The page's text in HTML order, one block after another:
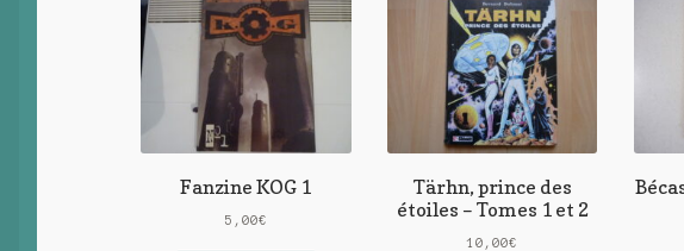
Fanzine KOG 1
5,00€
Tärhn, prince des
étoiles – Tomes 1 et 2
10,00€